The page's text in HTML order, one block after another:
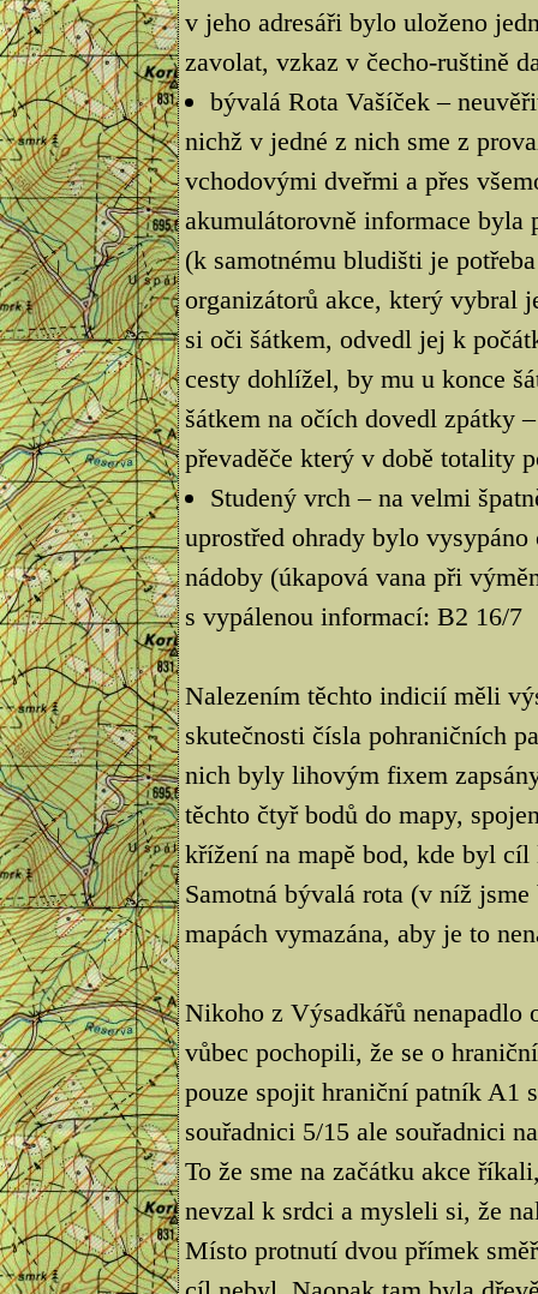
v jeho adresáři bylo uloženo
zavolat, vzkaz v čecho-ruštině
bývalá Rota Vašíček –
nichž v jedné z nich sme z
vchodovými dveřmi a přes
akumulátorovně informace byla
(k samotnému bludišti je
organizátorů akce, který vybral
si oči šátkem, odvedl jej k
cesty dohlížel, by mu u konce
šátkem na očích dovedl zpátky
převaděče který v době totality
Studený vrch – na velmi
uprostřed ohrady bylo
nádoby (úkapová vana při
s vypálenou informací: B2 16/7
Nalezením těchto indicií měli
skutečnosti čísla pohraničních
nich byly lihovým fixem
těchto čtyř bodů do mapy,
křížení na mapě bod, kde byl cíl
Samotná bývalá rota (v níž
mapách vymazána, aby je to
Nikoho z Výsadkářů
vůbec pochopili, že se o
pouze spojit hraniční patník A1
souřadnici 5/15 ale souřadnici
To že sme na začátku akce
nevzal k srdci a mysleli si, že
Místo protnutí dvou přímek